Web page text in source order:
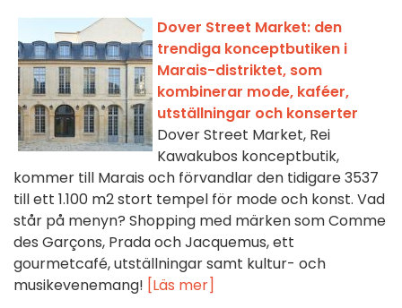
Dover Street Market: den
trendiga konceptbutiken i
Marais-distriktet, som
kombinerar mode, kaféer,
utställningar och konserter
Dover Street Market, Rei
Kawakubos konceptbutik,
kommer till Marais och förvandlar den tidigare 3537
till ett 1.100 m2 stort tempel för mode och konst. Vad
står på menyn? Shopping med märken som Comme
des Garçons, Prada och Jacquemus, ett
gourmetcafé, utställningar samt kultur- och
musikevenemang! [Läs mer]